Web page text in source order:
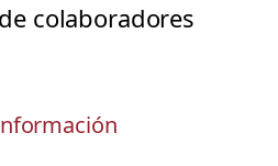
colaboradores